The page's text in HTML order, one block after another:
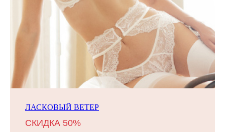
ЛАСКОВЫЙ ВЕТЕР
СКИДКА 50%